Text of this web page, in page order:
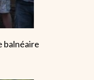
balnéaire